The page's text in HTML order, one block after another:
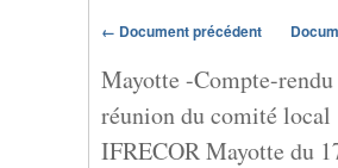
← Document précédent
Mayotte -Compte-
réunion du comité local
IFRECOR Mayotte du